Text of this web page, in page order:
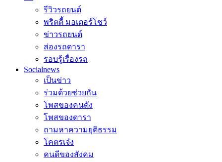
รีวิวรถยนต์
พริตตี้ มอเตอร์โชว์
ข่าวรถยนต์
ส่องรถดารา
รอบรู้เรื่องรถ
Socialnews
เป็นข่าว
ร่วมด้วยช่วยกัน
โพสของคนดัง
โพสของดารา
ถามหาความยุติธรรม
โคตรเจ๋ง
คนดีของสังคม